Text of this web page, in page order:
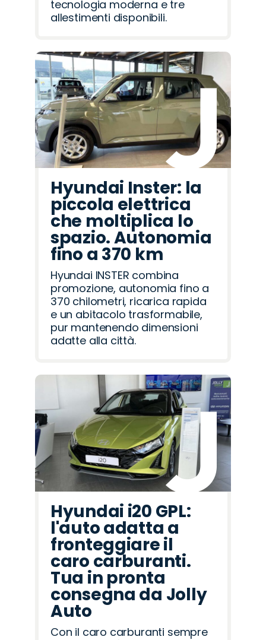
tecnologia moderna e tre
allestimenti disponibili.
Hyundai Inster: la
piccola elettrica
che moltiplica lo
spazio. Autonomia
fino a 370 km
Hyundai INSTER combina
promozione, autonomia fino a
370 chilometri, ricarica rapida
e un abitacolo trasformabile,
pur mantenendo dimensioni
adatte alla città.
Hyundai i20 GPL:
l'auto adatta a
fronteggiare il
caro carburanti.
Tua in pronta
consegna da Jolly
Auto
Con il caro carburanti sempre